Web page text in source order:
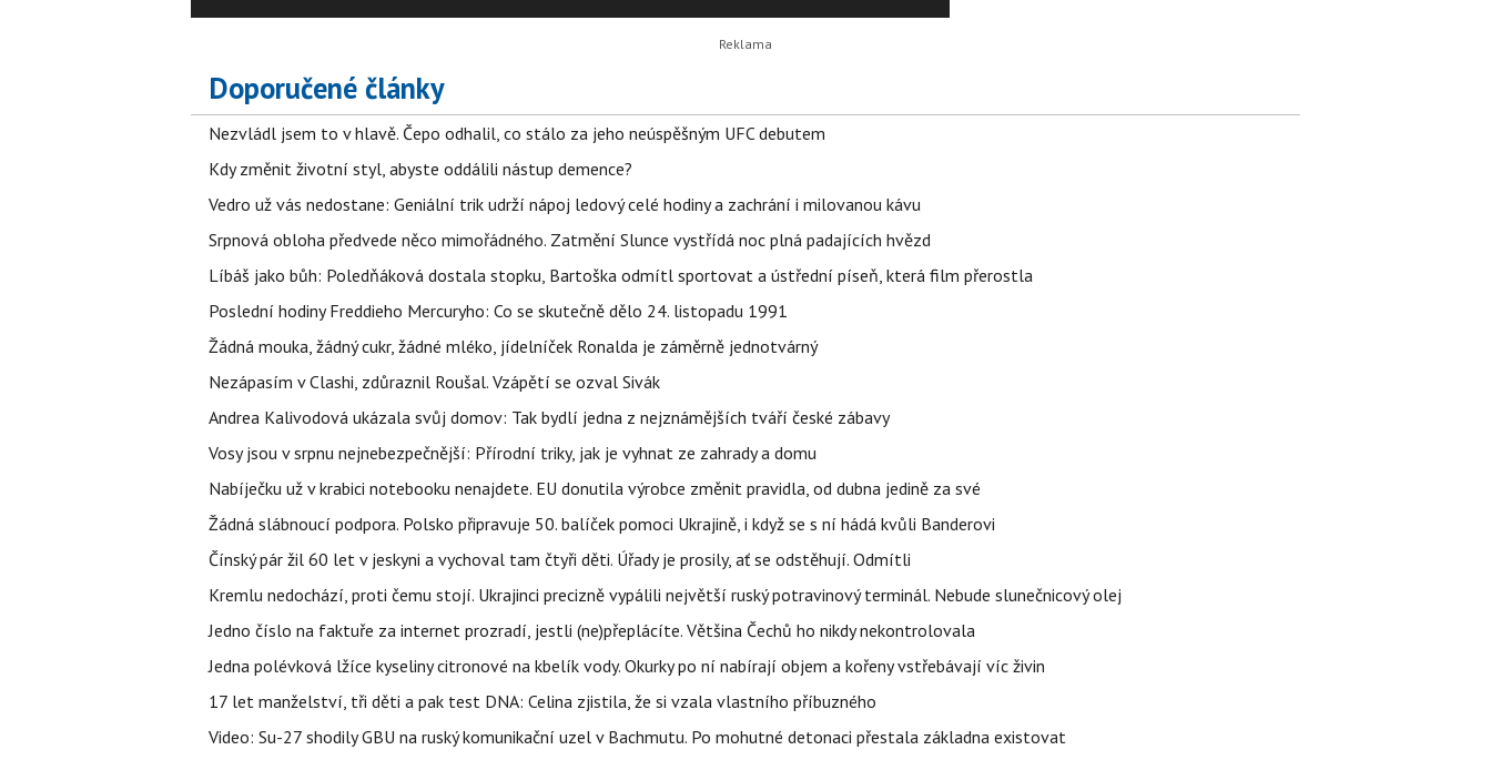
Doporučené články
Nezvládl jsem to v hlavě. Čepo odhalil, co stálo za jeho neúspěšným UFC debutem
Kdy změnit životní styl, abyste oddálili nástup demence?
Vedro už vás nedostane: Geniální trik udrží nápoj ledový celé hodiny a zachrání i milovanou kávu
Srpnová obloha předvede něco mimořádného. Zatmění Slunce vystřídá noc plná padajících hvězd
Líbáš jako bůh: Poledňáková dostala stopku, Bartoška odmítl sportovat a ústřední píseň, která film přerostla
Poslední hodiny Freddieho Mercuryho: Co se skutečně dělo 24. listopadu 1991
Žádná mouka, žádný cukr, žádné mléko, jídelníček Ronalda je záměrně jednotvárný
Nezápasím v Clashi, zdůraznil Roušal. Vzápětí se ozval Sivák
Andrea Kalivodová ukázala svůj domov: Tak bydlí jedna z nejznámějších tváří české zábavy
Vosy jsou v srpnu nejnebezpečnější: Přírodní triky, jak je vyhnat ze zahrady a domu
Nabíječku už v krabici notebooku nenajdete. EU donutila výrobce změnit pravidla, od dubna jedině za své
Žádná slábnoucí podpora. Polsko připravuje 50. balíček pomoci Ukrajině, i když se s ní hádá kvůli Banderovi
Čínský pár žil 60 let v jeskyni a vychoval tam čtyři děti. Úřady je prosily, ať se odstěhují. Odmítli
Kremlu nedochází, proti čemu stojí. Ukrajinci precizně vypálili největší ruský potravinový terminál. Nebude slunečnicový olej
Jedno číslo na faktuře za internet prozradí, jestli (ne)přeplácíte. Většina Čechů ho nikdy nekontrolovala
Jedna polévková lžíce kyseliny citronové na kbelík vody. Okurky po ní nabírají objem a kořeny vstřebávají víc živin
17 let manželství, tři děti a pak test DNA: Celina zjistila, že si vzala vlastního příbuzného
Video: Su-27 shodily GBU na ruský komunikační uzel v Bachmutu. Po mohutné detonaci přestala základna existovat